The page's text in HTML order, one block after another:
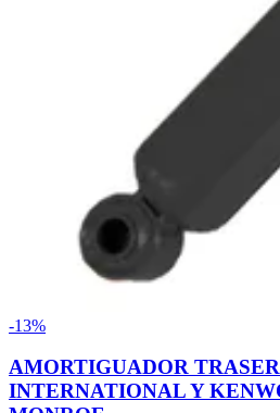
-13%
AMORTIGUADOR
INTERNATIONAL Y